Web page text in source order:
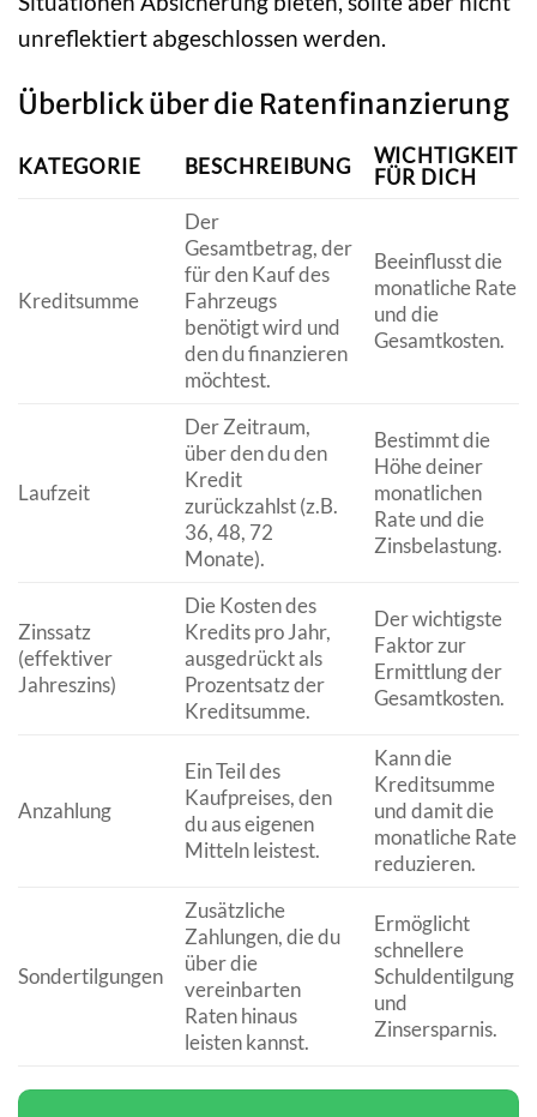
unreflektiert abgeschlossen werden.
Überblick über die Ratenfinanzierung
KATEGORIE BESCHREIBUNG
WICHTIGKEIT
FÜR DICH
Kreditsumme
Der
Gesamtbetrag, der
für den Kauf des
Fahrzeugs
benötigt wird und
den du finanzieren
möchtest.
Beeinflusst die
monatliche Rate
und die
Gesamtkosten.
Laufzeit
Der Zeitraum,
über den du den
Kredit
zurückzahlst (z.B.
36, 48, 72
Monate).
Bestimmt die
Höhe deiner
monatlichen
Rate und die
Zinsbelastung.
Zinssatz
(effektiver
Jahreszins)
Die Kosten des
Kredits pro Jahr,
ausgedrückt als
Prozentsatz der
Kreditsumme.
Der wichtigste
Faktor zur
Ermittlung der
Gesamtkosten.
Anzahlung
Ein Teil des
Kaufpreises, den
du aus eigenen
Mitteln leistest.
Kann die
Kreditsumme
und damit die
monatliche Rate
reduzieren.
Sondertilgungen
Zusätzliche
Zahlungen, die du
über die
vereinbarten
Raten hinaus
leisten kannst.
Ermöglicht
schnellere
Schuldentilgung
und
Zinsersparnis.